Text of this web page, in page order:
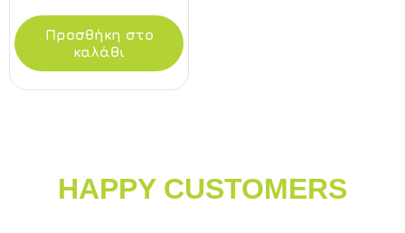
Προσθήκη στο
καλάθι
HAPPY CUSTOMERS